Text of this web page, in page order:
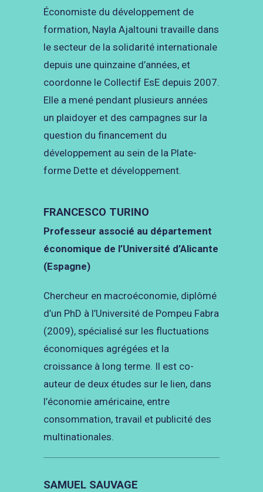
Économiste du développement de
formation, Nayla Ajaltouni travaille dans
le secteur de la solidarité internationale
depuis une quinzaine d’années, et
coordonne le Collectif EsE depuis 2007.
Elle a mené pendant plusieurs années
un plaidoyer et des campagnes sur la
question du financement du
développement au sein de la Plate-
forme Dette et développement.
FRANCESCO TURINO
Professeur associé au département
économique de l’Université d’Alicante
(Espagne)
Chercheur en macroéconomie, diplômé
d’un PhD à l’Université de Pompeu Fabra
(2009), spécialisé sur les fluctuations
économiques agrégées et la
croissance à long terme. Il est co-
auteur de deux études sur le lien, dans
l’économie américaine, entre
consommation, travail et publicité des
multinationales.
SAMUEL SAUVAGE